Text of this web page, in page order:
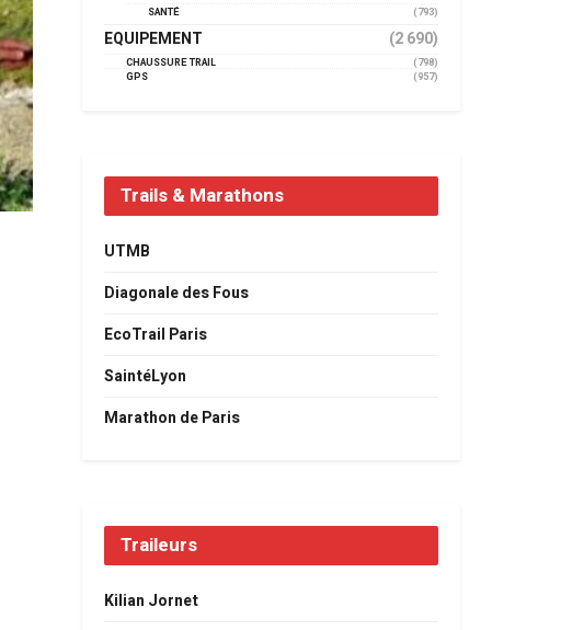
SANTÉ
(793)
EQUIPEMENT (2 690)
CHAUSSURE TRAIL
(798)
GPS
(957)
Trails & Marathons
UTMB
Diagonale des Fous
EcoTrail Paris
SaintéLyon
Marathon de Paris
Traileurs
Kilian Jornet